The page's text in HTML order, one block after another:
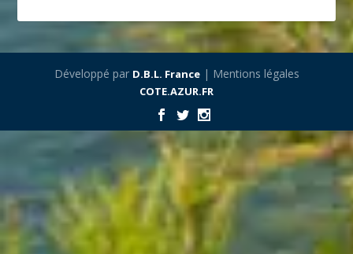
Développé par D.B.L. France| Mentions légales
COTE.AZUR.FR